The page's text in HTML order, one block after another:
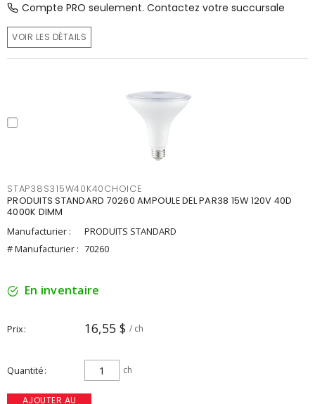
Compte PRO seulement. Contactez votre succursale
VOIR LES DÉTAILS
STAP38S315W40K40CHOICE
PRODUITS STANDARD 70260 AMPOULE DEL PAR38 15W 120V 40D
4000K DIMM
Manufacturier :
PRODUITS STANDARD
# Manufacturier : 70260
En inventaire
Prix 16,55 $ / ch
Quantité ch
AJOUTER AU